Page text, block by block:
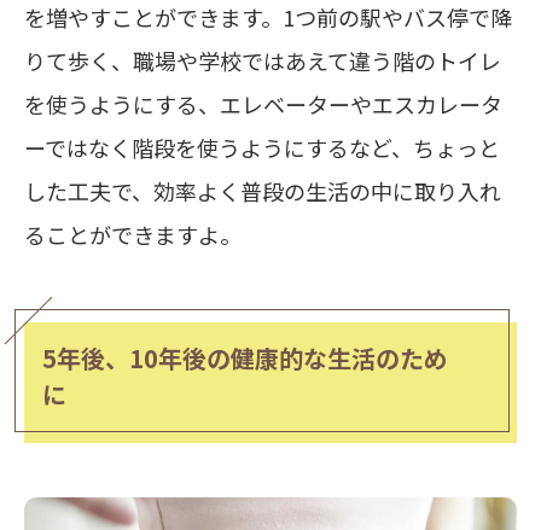
を増やすことができます。1つ前の駅やバス停で降
りて歩く、職場や学校ではあえて違う階のトイレ
を使うようにする、エレベーターやエスカレータ
ーではなく階段を使うようにするなど、ちょっと
した工夫で、効率よく普段の生活の中に取り入れ
ることができますよ。
5年後、10年後の健康的な生活のため
に